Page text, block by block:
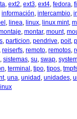
, ext2, ext3, ext4, fedora,
información, intercambio,
, linea, linux, linux mint,
, montar, mount,
, particion, pendrive, poit,
reiserfs, remoto, remotos,
, sistemas, su, swap,
, terminal , tipo, tipos,
, una, unidad , unidades,